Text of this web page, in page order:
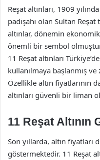
Reşat altınları, 1909
padişahı olan Sultan Reşat
altınlar, dönemin ekonomik
önemli bir sembol
11 Reşat altınları
kullanılmaya başlanmış ve
Özellikle altın fiyatlarının
altınları güvenli bir liman
11 Reşat Altının
Son yıllarda, altın
göstermektedir. 11 Reşat